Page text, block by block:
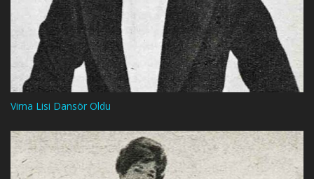
Virna Lisi Dansör Oldu